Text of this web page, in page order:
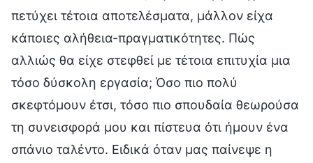
πετύχει τέτοια αποτελέσματα, μάλλον είχα
κάποιες αλήθεια-πραγματικότητες. Πώς
αλλιώς θα είχε στεφθεί με τέτοια επιτυχία μια
τόσο δύσκολη εργασία; Όσο πιο πολύ
σκεφτόμουν έτσι, τόσο πιο σπουδαία θεωρούσα
τη συνεισφορά μου και πίστευα ότι ήμουν ένα
σπάνιο ταλέντο. Ειδικά όταν μας παίνεψε η